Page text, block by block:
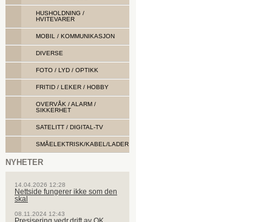
HUSHOLDNING /
HVITEVARER
MOBIL / KOMMUNIKASJON
DIVERSE
FOTO / LYD / OPTIKK
FRITID / LEKER / HOBBY
OVERVÅK / ALARM /
SIKKERHET
SATELITT / DIGITAL-TV
SMÅELEKTRISK/KABEL/LADER
NYHETER
14.04.2026 12:28
Nettside fungerer ikke som den
skal
08.11.2024 12:43